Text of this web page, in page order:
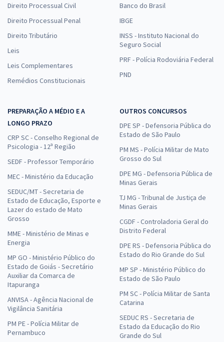
Direito Processual Civil
Direito Processual Penal
Direito Tributário
Leis
Leis Complementares
Remédios Constitucionais
Banco do Brasil
IBGE
INSS - Instituto Nacional do
Seguro Social
PRF - Polícia Rodoviária Federal
PND
PREPARAÇÃO A MÉDIO E A
LONGO PRAZO
CRP SC - Conselho Regional de
Psicologia - 12ª Região
SEDF - Professor Temporário
MEC - Ministério da Educação
SEDUC/MT - Secretaria de
Estado de Educação, Esporte e
Lazer do estado de Mato
Grosso
MME - Ministério de Minas e
Energia
MP GO - Ministério Público do
Estado de Goiás - Secretário
Auxiliar da Comarca de
Itapuranga
ANVISA - Agência Nacional de
Vigilância Sanitária
PM PE - Polícia Militar de
Pernambuco
OUTROS CONCURSOS
DPE SP - Defensoria Pública do
Estado de São Paulo
PM MS - Polícia Militar de Mato
Grosso do Sul
DPE MG - Defensoria Pública de
Minas Gerais
TJ MG - Tribunal de Justiça de
Minas Gerais
CGDF - Controladoria Geral do
Distrito Federal
DPE RS - Defensoria Pública do
Estado do Rio Grande do Sul
MP SP - Ministério Público do
Estado de São Paulo
PM SC - Polícia Militar de Santa
Catarina
SEDUC RS - Secretaria de
Estado da Educação do Rio
Grande do Sul